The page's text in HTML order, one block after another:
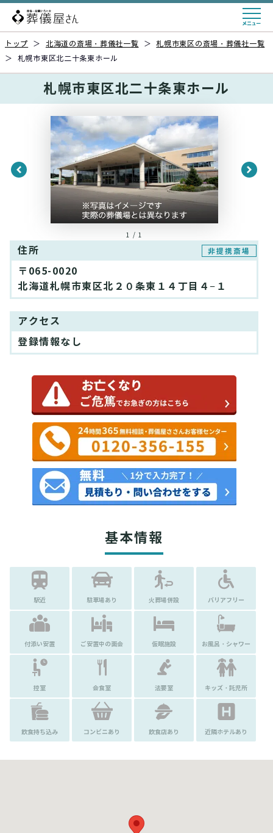
トップ ＞ 北海道の斎場・葬儀社一覧 ＞
札幌市東区の斎場・葬儀社一覧
＞
札幌市東区北二十条東ホール
札幌市東区北二十条東ホール
1 / 1
住所 非提携斎場
〒065-0020
北海道札幌市東区北２０条東１４丁目４−１
アクセス
登録情報なし
基本情報
駅近 駐車場あり 火葬場併設 バリアフリー
付添い安置 ご安置中の面会 仮眠施設 お風呂・シャワー
控室 会食室 法要室 キッズ・託児所
飲食持ち込み コンビニあり 飲食店あり 近隣ホテルあり